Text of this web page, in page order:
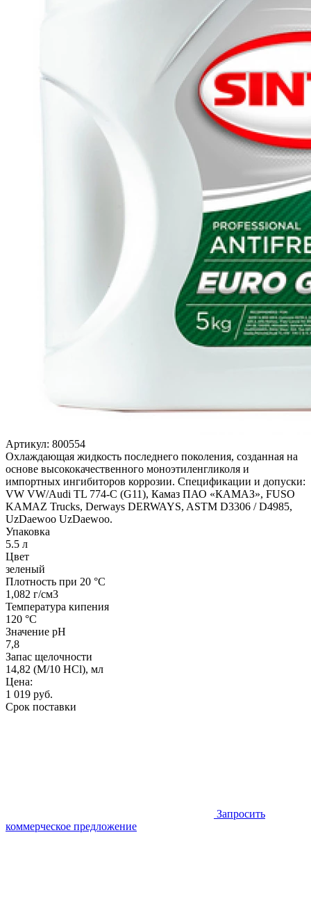
Артикул: 800554
Охлаждающая жидкость последнего поколения, созданная на
основе высококачественного моноэтиленгликоля и
импортных ингибиторов коррозии. Спецификации и допуски:
VW VW/Audi TL 774-C (G11), Камаз ПАО «КАМАЗ», FUSO
KAMAZ Trucks, Derways DERWAYS, ASTM D3306 / D4985,
UzDaewoo UzDaewoo.
Упаковка
5.5 л
Цвет
зеленый
Плотность при 20 °C
1,082 г/см3
Температура кипения
120 °C
Значение pH
7,8
Запас щелочности
14,82 (M/10 HCl), мл
Цена:
1 019 руб.
Срок поставки
Запросить
коммерческое предложение